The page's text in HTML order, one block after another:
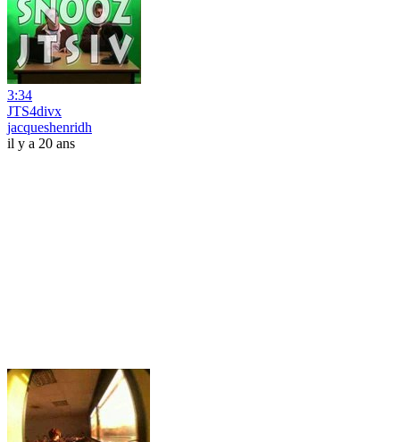
3:34
JTS4divx
jacqueshenridh
il y a 20 ans